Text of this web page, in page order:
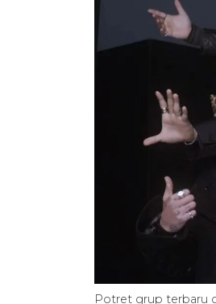
Potret grup terbaru